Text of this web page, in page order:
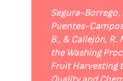
Segura-Borrego,
Puentes-
B., & Callejón, R.
the Washing
Fruit Harvesting